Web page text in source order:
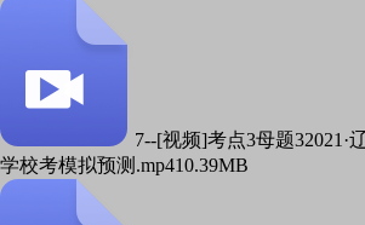
7--[视频]考点3母题32021·
学校考模拟预测.mp410.39MB